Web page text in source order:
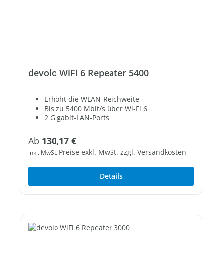
devolo WiFi 6 Repeater 5400
Erhöht die WLAN-Reichweite
Bis zu 5400 Mbit/s über Wi-Fi 6
2 Gigabit-LAN-Ports
Regulärer Preis:
Ab 130,17 €
inkl. MwSt. Preise exkl. MwSt. zzgl. Versandkosten
Details